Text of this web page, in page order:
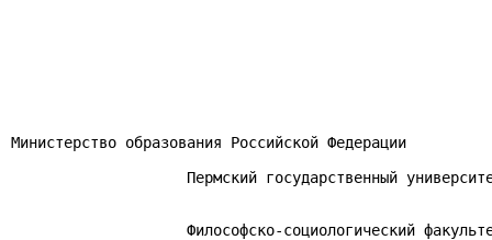
Министерство образования Российской Федерации
Пермский государственный
Философско-социологический